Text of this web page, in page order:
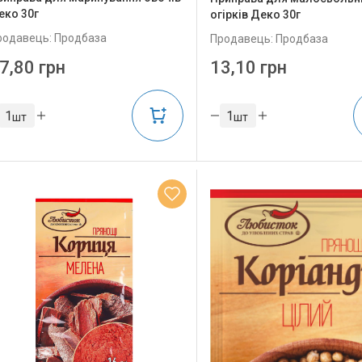
30г
Продбаза
грн
шт
огірків Деко 30г
Продавець: Продбаза
13,10 грн
шт